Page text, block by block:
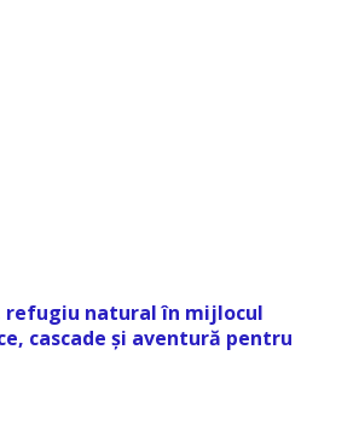
refugiu natural în mijlocul
cascade și aventură pentru